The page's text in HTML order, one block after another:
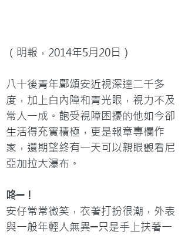
（明報，2014年5月20日）
八十後青年鄺頌安近視深達二千多
度，加上白內障和青光眼，視力不及
常人一成。飽受視障困擾的他如今卻
生活得充實積極，更是報章專欄作
家，還期望終有一天可以親眼觀看尼
亞加拉大瀑布。
咚─！
安仔常常微笑，衣著打扮很潮，外表
與一般年輕人無異─只是手上扶著一